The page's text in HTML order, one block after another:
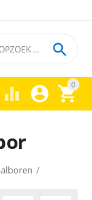
0




/